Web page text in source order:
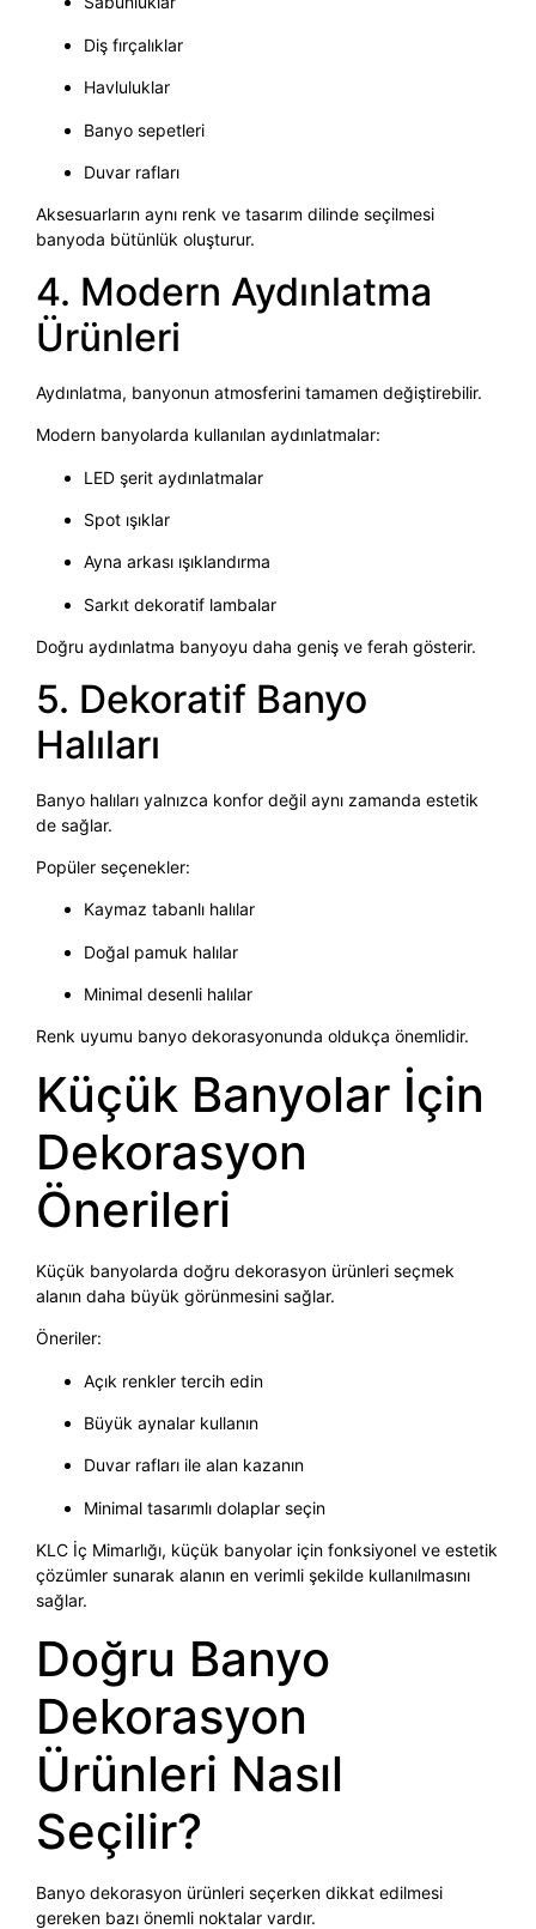
Diş fırçalıklar
Havluluklar
Banyo sepetleri
Duvar rafları
Aksesuarların aynı renk ve tasarım dilinde seçilmesi
banyoda bütünlük oluşturur.
4. Modern Aydınlatma
Ürünleri
Aydınlatma, banyonun atmosferini tamamen değiştirebilir.
Modern banyolarda kullanılan aydınlatmalar:
LED şerit aydınlatmalar
Spot ışıklar
Ayna arkası ışıklandırma
Sarkıt dekoratif lambalar
Doğru aydınlatma banyoyu daha geniş ve ferah gösterir.
5. Dekoratif Banyo
Halıları
Banyo halıları yalnızca konfor değil aynı zamanda estetik
de sağlar.
Popüler seçenekler:
Kaymaz tabanlı halılar
Doğal pamuk halılar
Minimal desenli halılar
Renk uyumu banyo dekorasyonunda oldukça önemlidir.
Küçük Banyolar İçin
Dekorasyon
Önerileri
Küçük banyolarda doğru dekorasyon ürünleri seçmek
alanın daha büyük görünmesini sağlar.
Öneriler:
Açık renkler tercih edin
Büyük aynalar kullanın
Duvar rafları ile alan kazanın
Minimal tasarımlı dolaplar seçin
KLC İç Mimarlığı, küçük banyolar için fonksiyonel ve estetik
çözümler sunarak alanın en verimli şekilde kullanılmasını
sağlar.
Doğru Banyo
Dekorasyon
Ürünleri Nasıl
Seçilir?
Banyo dekorasyon ürünleri seçerken dikkat edilmesi
gereken bazı önemli noktalar vardır.